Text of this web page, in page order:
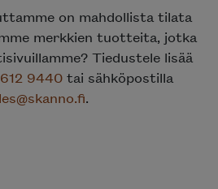
on mahdollista tilata
merkkien tuotteita, jotka
Tiedustele lisää
9440tai sähköpostilla
.